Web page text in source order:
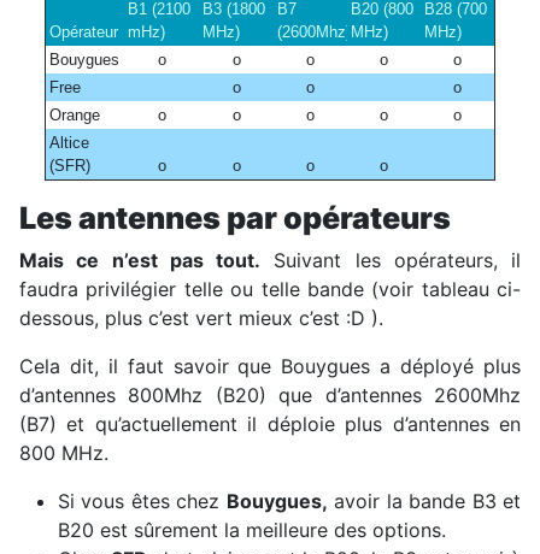
Opérateur
B1 (2100
mHz)
B3 (1800
MHz)
B7
(2600Mhz)
B20 (800
MHz)
B28 (700
MHz)
Bouygues
o o o o
o
Free
o o
o
Orange
o o o o
o
Altice
(SFR)
o o o o
Les antennes par opérateurs
Mais ce n’est pas tout. Suivant les opérateurs, il
faudra privilégier telle ou telle bande (voir tableau ci-
dessous, plus c’est vert mieux c’est :D ).
Cela dit, il faut savoir que Bouygues a déployé plus
d’antennes 800Mhz (B20) que d’antennes 2600Mhz
(B7) et qu’actuellement il déploie plus d’antennes en
800 MHz.
Si vous êtes chez Bouygues, avoir la bande B3 et
B20 est sûrement la meilleure des options.